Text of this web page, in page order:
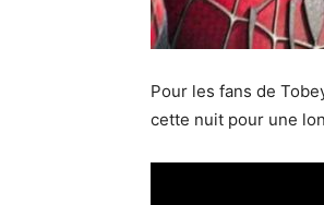
Pour les fans de
cette nuit pour une